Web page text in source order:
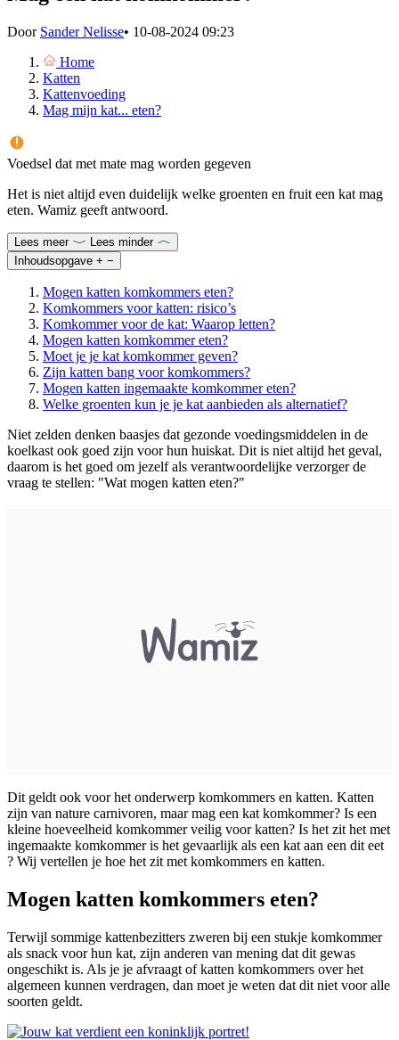
Door Sander Nelisse• 10-08-2024 09:23
Home
Katten
Kattenvoeding
Mag mijn kat... eten?
Voedsel dat met mate mag worden gegeven
Het is niet altijd even duidelijk welke groenten en fruit een kat mag
eten. Wamiz geeft antwoord.
Lees meer
Lees minder
Inhoudsopgave + −
Mogen katten komkommers eten?
Komkommers voor katten: risico’s
Komkommer voor de kat: Waarop letten?
Mogen katten komkommer eten?
Moet je je kat komkommer geven?
Zijn katten bang voor komkommers?
Mogen katten ingemaakte komkommer eten?
Welke groenten kun je je kat aanbieden als alternatief?
Niet zelden denken baasjes dat gezonde voedingsmiddelen in de
koelkast ook goed zijn voor hun huiskat. Dit is niet altijd het geval,
daarom is het goed om jezelf als verantwoordelijke verzorger de
vraag te stellen: "Wat mogen katten eten?"
Dit geldt ook voor het onderwerp komkommers en katten. Katten
zijn van nature carnivoren, maar mag een kat komkommer? Is een
kleine hoeveelheid komkommer veilig voor katten? Is het zit het met
ingemaakte komkommer is het gevaarlijk als een kat aan een dit eet
? Wij vertellen je hoe het zit met komkommers en katten.
Mogen katten komkommers eten?
Terwijl sommige kattenbezitters zweren bij een stukje komkommer
als snack voor hun kat, zijn anderen van mening dat dit gewas
ongeschikt is. Als je je afvraagt of katten komkommers over het
algemeen kunnen verdragen, dan moet je weten dat dit niet voor alle
soorten geldt.